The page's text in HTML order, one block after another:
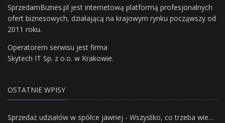
SprzedamBiznes.pl jest internetową platformą profesjonalnych
ofert biznesowych, działającą na krajowym rynku począwszy od
2011 roku.
Operatorem serwisu jest firma
Skytech IT Sp. z o.o. w Krakowie.
OSTATNIE WPISY
Sprzedaż udziałów w spółce jawnej - Wszystko, co trzeba wiedzieć.